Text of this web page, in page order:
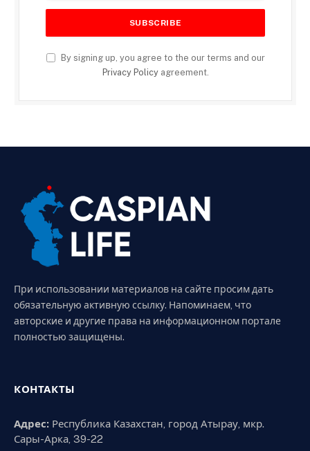
By signing up, you agree to the our terms and our
Privacy Policyagreement.
При использовании материалов на сайте просим дать
обязательную активную ссылку. Напоминаем, что
авторские и другие права на информационном портале
полностью защищены.
КОНТАКТЫ
Адрес: Республика Казахстан, город Атырау, мкр.
Сары-Арка, 39-22